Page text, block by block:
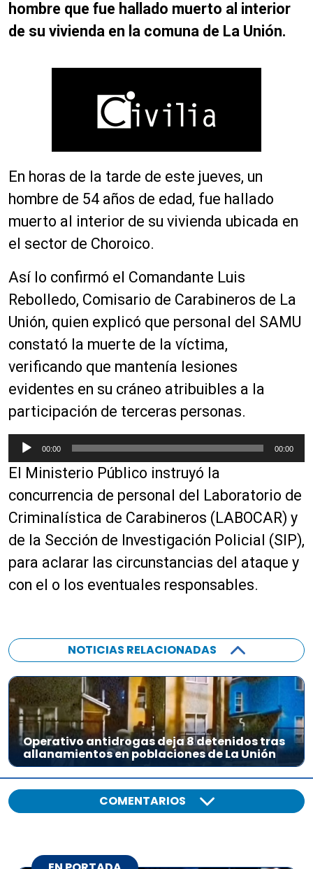
hombre que fue hallado muerto al interior
de su vivienda en la comuna de La Unión.
En horas de la tarde de este jueves, un
hombre de 54 años de edad, fue hallado
muerto al interior de su vivienda ubicada en
el sector de Choroico.
Así lo confirmó el Comandante Luis
Rebolledo, Comisario de Carabineros de La
Unión, quien explicó que personal del SAMU
constató la muerte de la víctima,
verificando que mantenía lesiones
evidentes en su cráneo atribuibles a la
participación de terceras personas.
e
p
r
o
d
u
c
t
o
e
a
u
i
o
00:00 00:00
El Ministerio Público instruyó la
concurrencia de personal del Laboratorio de
Criminalística de Carabineros (LABOCAR) y
de la Sección de Investigación Policial (SIP),
para aclarar las circunstancias del ataque y
con el o los eventuales responsables.
NOTICIAS RELACIONADAS
Operativo antidrogas deja 8 detenidos tras
allanamientos en poblaciones de La Unión
COMENTARIOS